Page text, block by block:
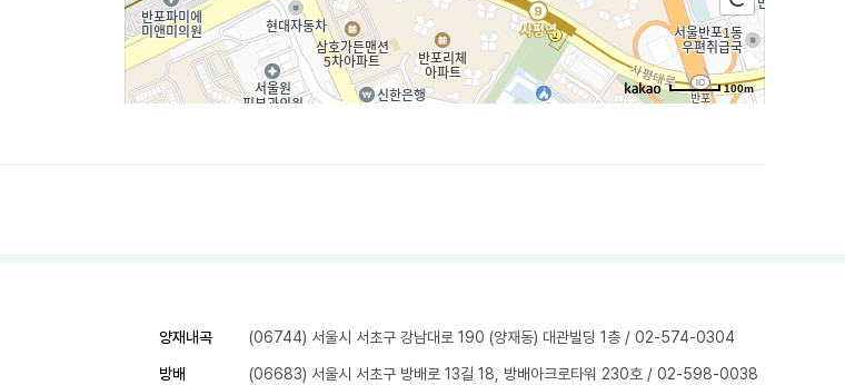
100m
양재내곡 (06744) 서울시 서초구 강남대로 190 (양재동) 대관빌딩 1층 / 02-574-0304
방배 (06683) 서울시 서초구 방배로 13길 18, 방배아크로타워 230호 / 02-598-0038